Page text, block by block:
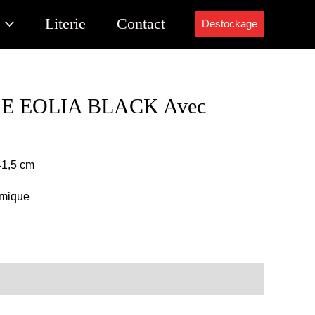
Literie Contact Destockage
EOLIA BLACK Avec
cm